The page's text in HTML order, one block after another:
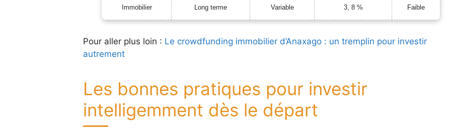
Immobilier Long terme Variable 3, 8 % Faible
Pour aller plus loin : Le crowdfunding immobilier d’Anaxago : un tremplin pour investir
autrement
Les bonnes pratiques pour investir
intelligemment dès le départ